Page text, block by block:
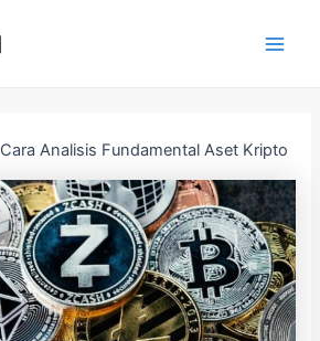
Cara Analisis Fundamental Aset Kripto